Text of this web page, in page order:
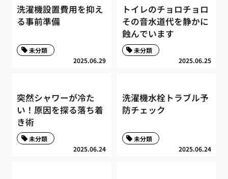
洗濯機設置費用を抑え
る事前準備
2025.06.29
未分類
トイレのチョロチョロ
その音水道代を静かに
蝕んでいます
2025.06.25
未分類
突然シャワーが冷た
い！原因を探る落ち着
き術
2025.06.24
未分類
洗濯機水栓トラブル予
防チェック
2025.06.24
未分類